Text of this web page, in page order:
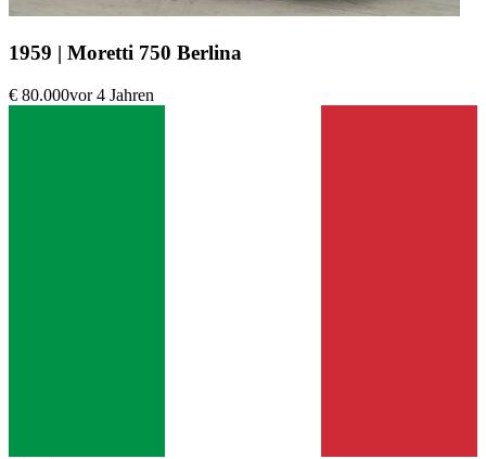
1959 | Moretti 750 Berlina
€ 80.000vor 4 Jahren